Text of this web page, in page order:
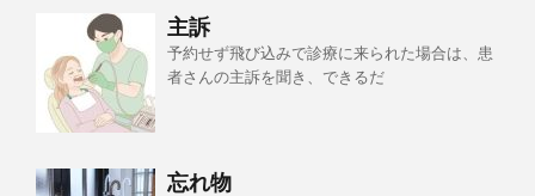
主訴
予約せず飛び込みで診療に来られた場合は、患
者さんの主訴を聞き、できるだ
忘れ物